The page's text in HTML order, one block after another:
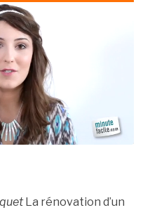
La rénovation d’un